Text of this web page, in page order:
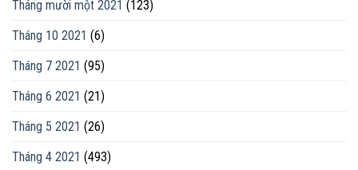
Tháng mười một 2021 (123)
Tháng 10 2021 (6)
Tháng 7 2021 (95)
Tháng 6 2021 (21)
Tháng 5 2021 (26)
Tháng 4 2021 (493)